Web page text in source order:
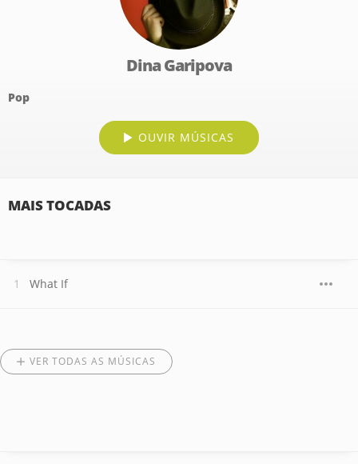
Dina Garipova
Pop
OUVIR MÚSICAS
MAIS TOCADAS
What If
VER TODAS AS MÚSICAS